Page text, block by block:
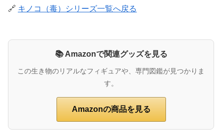
🔗 キノコ（毒）シリーズ一覧へ戻る
📚 Amazonで関連グッズを見る
この生き物のリアルなフィギュアや、専門図鑑が見つかりま
す。
Amazonの商品を見る